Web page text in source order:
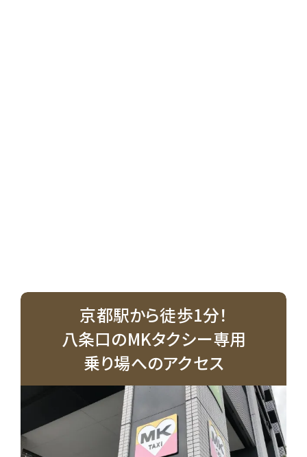
京都駅から徒歩1分！
八条口のMKタクシー専用
乗り場へのアクセス